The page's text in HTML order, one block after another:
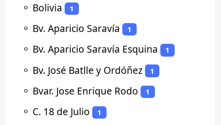
⚬ Bolivia 1
⚬ Bv. Aparicio Saravía 1
⚬ Bv. Aparicio Saravía Esquina 1
⚬ Bv. José Batlle y Ordóñez 1
⚬ Bvar. Jose Enrique Rodo 1
⚬ C. 18 de Julio 1